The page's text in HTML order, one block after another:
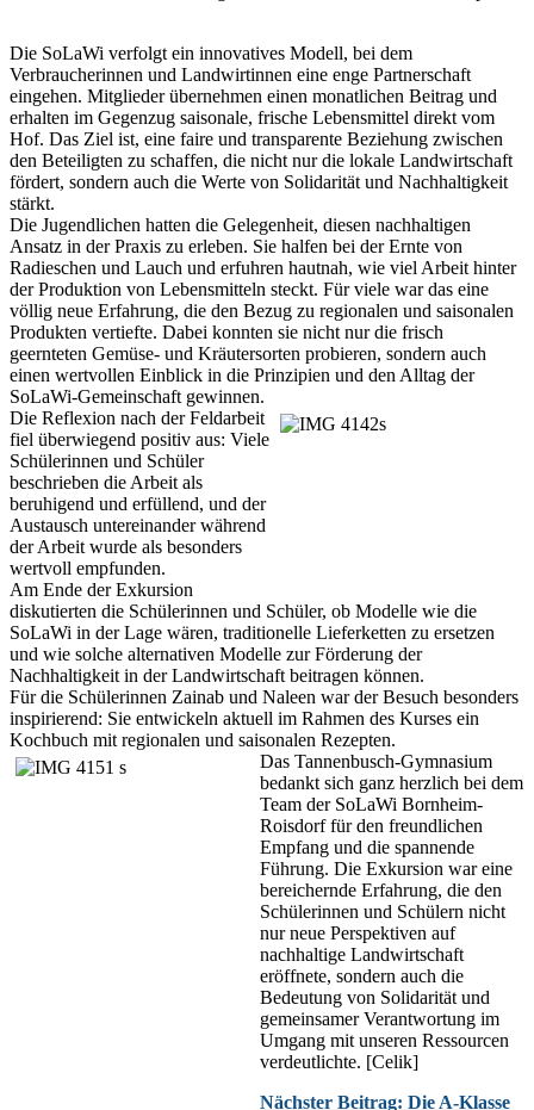
Die SoLaWi verfolgt ein innovatives Modell, bei dem
Verbraucherinnen und Landwirtinnen eine enge Partnerschaft
eingehen. Mitglieder übernehmen einen monatlichen Beitrag und
erhalten im Gegenzug saisonale, frische Lebensmittel direkt vom
Hof. Das Ziel ist, eine faire und transparente Beziehung zwischen
den Beteiligten zu schaffen, die nicht nur die lokale Landwirtschaft
fördert, sondern auch die Werte von Solidarität und Nachhaltigkeit
stärkt.
Die Jugendlichen hatten die Gelegenheit, diesen nachhaltigen
Ansatz in der Praxis zu erleben. Sie halfen bei der Ernte von
Radieschen und Lauch und erfuhren hautnah, wie viel Arbeit hinter
der Produktion von Lebensmitteln steckt. Für viele war das eine
völlig neue Erfahrung, die den Bezug zu regionalen und saisonalen
Produkten vertiefte. Dabei konnten sie nicht nur die frisch
geernteten Gemüse- und Kräutersorten probieren, sondern auch
einen wertvollen Einblick in die Prinzipien und den Alltag der
SoLaWi-Gemeinschaft gewinnen.
Die Reflexion nach der Feldarbeit
fiel überwiegend positiv aus: Viele
Schülerinnen und Schüler
beschrieben die Arbeit als
beruhigend und erfüllend, und der
Austausch untereinander während
der Arbeit wurde als besonders
wertvoll empfunden.
Am Ende der Exkursion
diskutierten die Schülerinnen und Schüler, ob Modelle wie die
SoLaWi in der Lage wären, traditionelle Lieferketten zu ersetzen
und wie solche alternativen Modelle zur Förderung der
Nachhaltigkeit in der Landwirtschaft beitragen können.
Für die Schülerinnen Zainab und Naleen war der Besuch besonders
inspirierend: Sie entwickeln aktuell im Rahmen des Kurses ein
Kochbuch mit regionalen und saisonalen Rezepten.
Das Tannenbusch-Gymnasium
bedankt sich ganz herzlich bei dem
Team der SoLaWi Bornheim-
Roisdorf für den freundlichen
Empfang und die spannende
Führung. Die Exkursion war eine
bereichernde Erfahrung, die den
Schülerinnen und Schülern nicht
nur neue Perspektiven auf
nachhaltige Landwirtschaft
eröffnete, sondern auch die
Bedeutung von Solidarität und
gemeinsamer Verantwortung im
Umgang mit unseren Ressourcen
verdeutlichte. [Celik]
Nächster Beitrag: Die A-Klasse